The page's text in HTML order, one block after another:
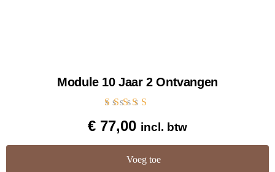
Module 10 Jaar 2 Ontvangen
5.00
uit 5
€ 77,00 incl. btw
Voeg toe